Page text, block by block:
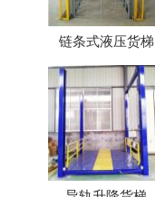
链条式液压货梯